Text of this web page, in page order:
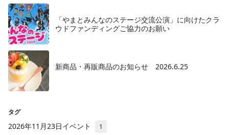
「やまとみんなのステージ交流公演」に向けたクラ
ウドファンディングご協力のお願い
新商品・再販商品のお知らせ 2026.6.25
タグ
2026年11月23日イベント 1